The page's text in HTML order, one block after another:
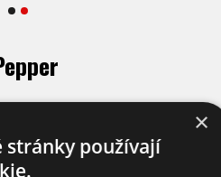
×
stránky používají